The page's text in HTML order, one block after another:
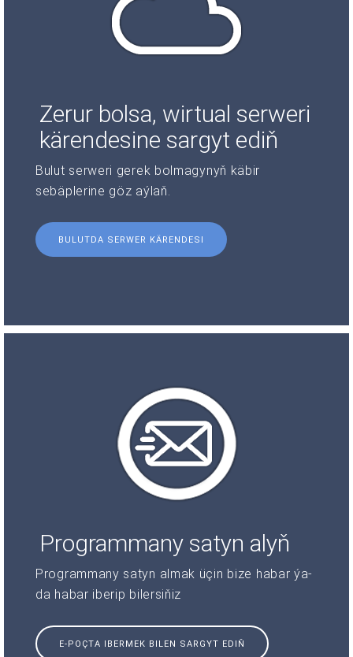
Zerur bolsa, wirtual serweri
kärendesine sargyt ediň
Bulut serweri gerek bolmagynyň käbir
sebäplerine göz aýlaň.
BULUTDA SERWER KÄRENDESI
Programmany satyn alyň
Programmany satyn almak üçin bize habar ýa-
da habar iberip bilersiňiz
E-POÇTA IBERMEK BILEN SARGYT EDIŇ